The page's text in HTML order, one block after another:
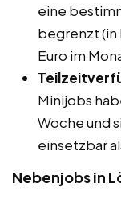
eine
begrenzt (in
Euro im
Minijobs
Woche und
einsetzbar
Nebenjobs in